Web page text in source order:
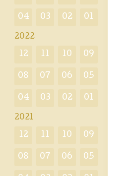
04 03 02 01
2022
12 11 10 09
08 07 06 05
04 03 02 01
2021
12 11 10 09
08 07 06 05